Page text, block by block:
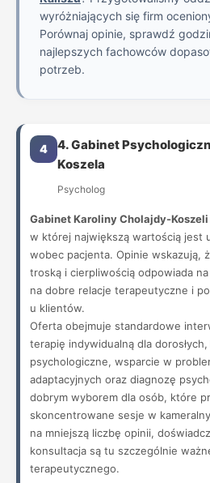
wyróżniających się firm
Porównaj opinie, sprawdź
najlepszych fachowców
potrzeb.
4
4. Gabinet
Koszela
Psycholog
Gabinet Karoliny Cholajdy-Koszeli
w której największą wartością jest
wobec pacjenta. Opinie wskazują,
troską i cierpliwością odpowiada
na dobre relacje terapeutyczne i
u klientów.
Oferta obejmuje standardowe
terapię indywidualną dla
psychologiczne, wsparcie w
adaptacyjnych oraz diagnozę
dobrym wyborem dla osób, które
skoncentrowane sesje w
na mniejszą liczbę opinii,
konsultacja są tu szczególnie
terapeutycznego.